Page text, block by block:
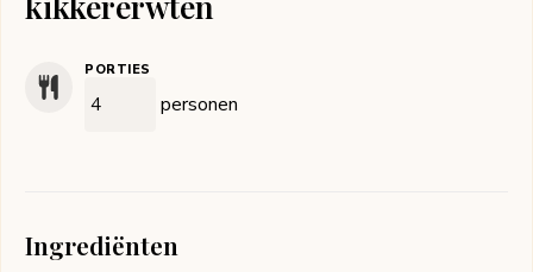
PORTIES
personen
Ingrediënten